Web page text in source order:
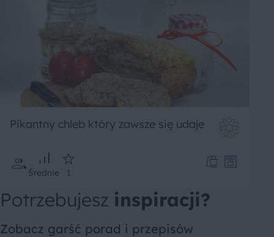
Pikantny chleb który zawsze się udaje
Średnie 1
Potrzebujesz inspiracji?
Zobacz garść porad i przepisów